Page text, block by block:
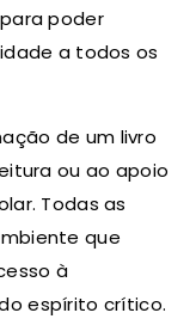
poder
a todos os
de um livro
ou ao apoio
Todas as
que
à
espírito crítico.